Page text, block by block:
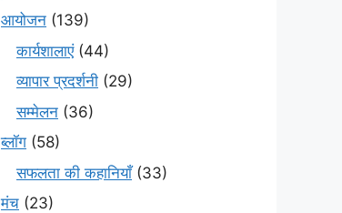
आयोजन (139)
कार्यशालाएं(44)
व्यापार प्रदर्शनी (29)
सम्मेलन (36)
ब्लॉग (58)
सफलता की कहानियाँ(33)
मंच (23)